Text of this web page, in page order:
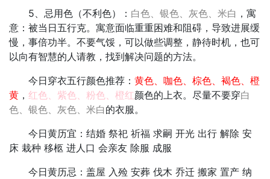
5、忌用色（不利色）： 白色、银色、灰色、米白 ，寓
意：被当日五行克。寓意面临重重困难和阻碍，导致进展缓
慢，事倍功半。不要气馁，可以做些调整，静待时机，也可
以向有智慧的人请教，找到解决问题的方法。
今日穿衣五行颜色推荐： 黄色、咖色、棕色、褐色、橙
黄 ， 红色、紫色、粉色、橙红颜色的上衣。尽量不要穿白
色、银色、灰色、米白 的衣服。
今日黄历宜：结婚 祭祀 祈福 求嗣 开光 出行 解除 安
床 栽种 移柩 进人口 会亲友 除服 成服
今日黄历忌：盖屋 入殓 安葬 伐木 乔迁 搬家 置产 纳